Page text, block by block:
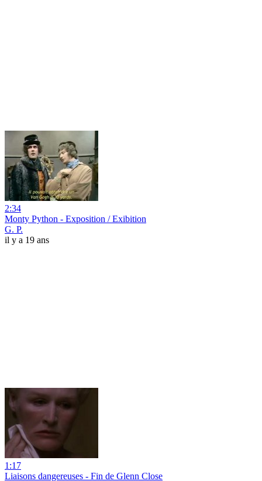
2:34
Monty Python - Exposition / Exibition
G. P.
il y a 19 ans
1:17
Liaisons dangereuses - Fin de Glenn Close